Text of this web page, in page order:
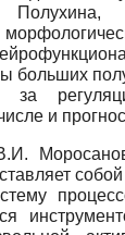
Полухина,
больших
и